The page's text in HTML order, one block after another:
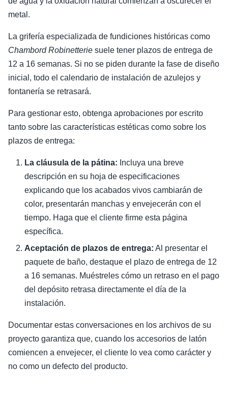
metal.
La grifería especializada de fundiciones históricas como
Chambord Robinetterie suele tener plazos de entrega de
12 a 16 semanas. Si no se piden durante la fase de diseño
inicial, todo el calendario de instalación de azulejos y
fontanería se retrasará.
Para gestionar esto, obtenga aprobaciones por escrito
tanto sobre las características estéticas como sobre los
plazos de entrega:
La cláusula de la pátina: Incluya una breve
descripción en su hoja de especificaciones
explicando que los acabados vivos cambiarán de
color, presentarán manchas y envejecerán con el
tiempo. Haga que el cliente firme esta página
específica.
Aceptación de plazos de entrega: Al presentar el
paquete de baño, destaque el plazo de entrega de 12
a 16 semanas. Muéstreles cómo un retraso en el pago
del depósito retrasa directamente el día de la
instalación.
Documentar estas conversaciones en los archivos de su
proyecto garantiza que, cuando los accesorios de latón
comiencen a envejecer, el cliente lo vea como carácter y
no como un defecto del producto.